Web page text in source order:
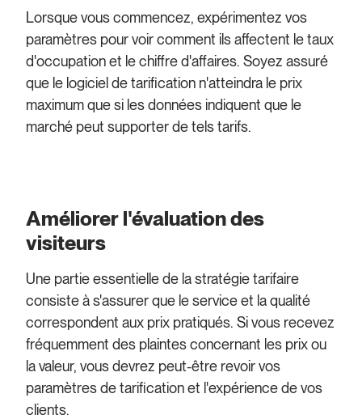
Lorsque vous commencez, expérimentez vos
paramètres pour voir comment ils affectent le taux
d'occupation et le chiffre d'affaires. Soyez assuré
que le logiciel de tarification n'atteindra le prix
maximum que si les données indiquent que le
marché peut supporter de tels tarifs.
Améliorer l'évaluation des
visiteurs
Une partie essentielle de la stratégie tarifaire
consiste à s'assurer que le service et la qualité
correspondent aux prix pratiqués. Si vous recevez
fréquemment des plaintes concernant les prix ou
la valeur, vous devrez peut-être revoir vos
paramètres de tarification et l'expérience de vos
clients.